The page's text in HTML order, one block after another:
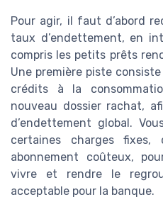
Pour agir, il faut d’abord
taux d’endettement, en
compris les petits prêts
Une première piste
crédits à la
nouveau dossier rachat,
d’endettement global.
certaines charges
abonnement coûteux,
vivre et rendre le
acceptable pour la banque.